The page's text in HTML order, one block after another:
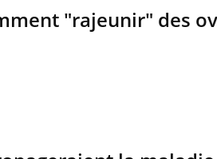
"rajeunir" des